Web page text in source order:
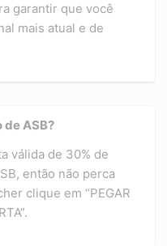
garantir que você
mais atual e de
de ASB?
válida de 30% de
então não perca
clique em “PEGAR